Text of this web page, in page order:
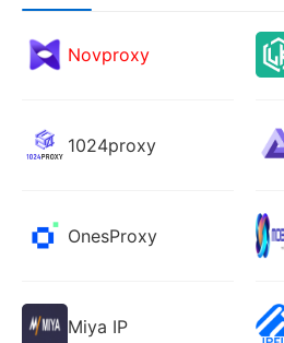
Novproxy
1024proxy
OnesProxy
Miya IP